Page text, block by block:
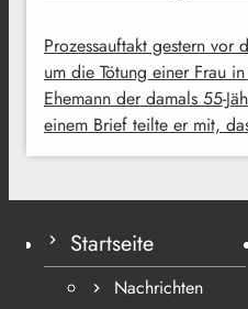
Prozessauftakt gestern vor
um die Tötung einer Frau
Ehemann der damals 55-
einem Brief teilte er mit,
Startseite
Nachrichten